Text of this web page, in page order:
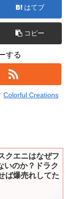
はてブ
コピー
する
Colorful Creations
クエニはなぜフ
いのか？ドラク
ば爆売れしてた